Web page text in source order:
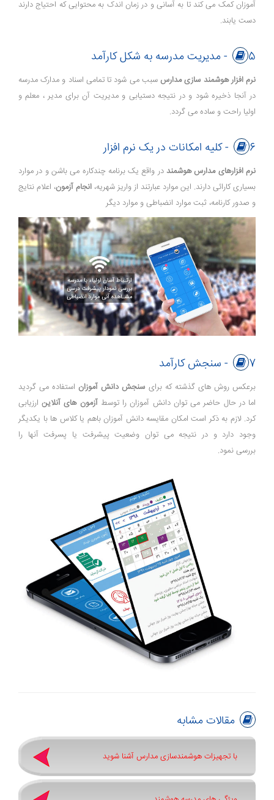
آموزان کمک می کند تا به آسانی و در زمان اندک به محتوایی که احتیاج دارند
دست یابند.
5- مدیریت مدرسه به شکل کارآمد
نرم افزار هوشمند سازی مدارسسبب می شود تا تمامی اسناد و مدارک مدرسه
در آنجا ذخیره شود و در نتیجه دستیابی و مدیریت آن برای مدیر ، معلم و
اولیا راحت و ساده می گردد.
6- کلیه امکانات در یک نرم افزار
نرم افزارهای مدارس هوشمنددر واقع یک برنامه چندکاره می باشن و در موارد
بسیاری کارائی دارند. این موارد عبارتند از واریز شهریه، انجام آزمون، اعلام نتایج
و صدور کارنامه، ثبت موارد انضباطی و موارد دیگر
7- سنجش کارآمد
برعکس روش های گذشته که برای سنجش دانش آموزاناستفاده می گردید
اما در حال حاضر می توان دانش آموزان را توسط آزمون های آنلاینارزیابی
کرد. لازم به ذکر است امکان مقایسه دانش آموزان باهم یا کلاس ها با یکدیگر
وجود دارد و در نتیجه می توان وضعیت پیشرفت یا پسرفت آنها را
بررسی نمود.
مقالات مشابه
با تجهیزات هوشمندسازی مدارس آشنا شوید